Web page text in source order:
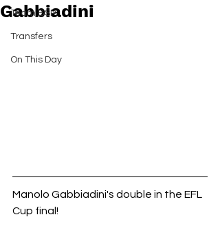
Team BSP
Transfers
On This Day
Gabbiadini
Manolo Gabbiadini's double in the EFL
Cup final!